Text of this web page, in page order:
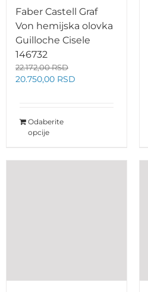
Faber Castell Graf
Von hemijska olovka
Guilloche Cisele
146732
22.172,00RSD
Originalna
22.172,00 RSD.
20.750,00 RSD
Odaberite
opcije